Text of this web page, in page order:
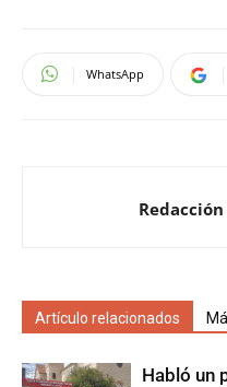
WhatsApp
Artículo relacionados
Habló un